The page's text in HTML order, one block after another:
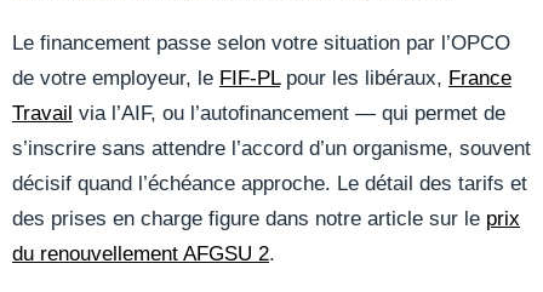
Le financement passe selon votre situation par l’OPCO
de votre employeur, le FIF-PLpour les libéraux, France
Travail via l’AIF, ou l’autofinancement — qui permet de
s’inscrire sans attendre l’accord d’un organisme, souvent
décisif quand l’échéance approche. Le détail des tarifs et
des prises en charge figure dans notre article sur le prix
du renouvellement AFGSU 2.